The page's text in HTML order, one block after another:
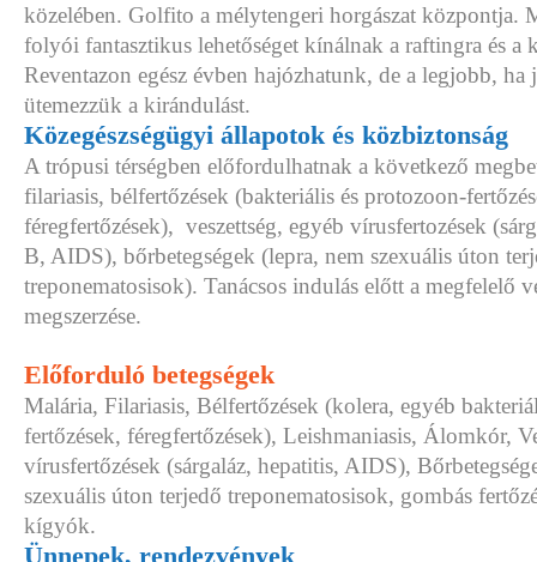
közelében. Golfito a mélytengeri horgászat központja.
folyói fantasztikus lehetőséget kínálnak a raftingra és a
Reventazon egész évben hajózhatunk, de a legjobb,
ütemezzük a kirándulást.
Közegészségügyi állapotok és közbiztonság
A trópusi térségben előfordulhatnak a következő
filariasis, bélfertőzések (bakteriális és protozoon-
féregfertőzések), veszettség, egyéb vírusfertozések
B, AIDS), bőrbetegségek (lepra, nem szexuális úton
treponematosisok). Tanácsos indulás előtt a megfelelő
megszerzése.
Előforduló betegségek
Malária, Filariasis, Bélfertőzések (kolera, egyéb
fertőzések, féregfertőzések), Leishmaniasis, Álomkór,
vírusfertőzések (sárgaláz, hepatitis, AIDS),
szexuális úton terjedő treponematosisok, gombás
kígyók.
Ünnepek, rendezvények